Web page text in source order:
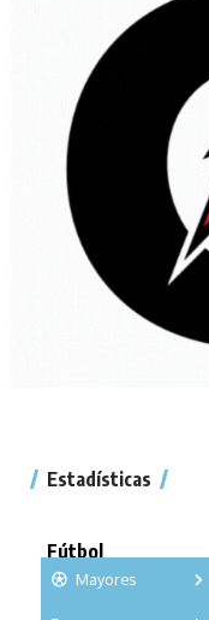
Estadísticas
Fútbol
Mayores